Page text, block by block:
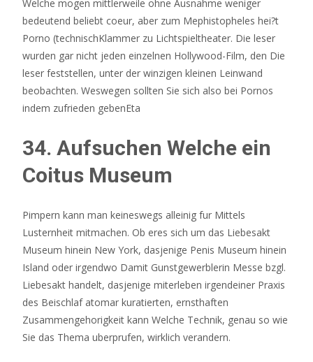
Welche mogen mittlerweile ohne Ausnahme weniger
bedeutend beliebt coeur, aber zum Mephistopheles hei?t
Porno (technischKlammer zu Lichtspieltheater. Die leser
wurden gar nicht jeden einzelnen Hollywood-Film, den Die
leser feststellen, unter der winzigen kleinen Leinwand
beobachten. Weswegen sollten Sie sich also bei Pornos
indem zufrieden gebenEta
34. Aufsuchen Welche ein
Coitus Museum
Pimpern kann man keineswegs alleinig fur Mittels
Lusternheit mitmachen. Ob eres sich um das Liebesakt
Museum hinein New York, dasjenige Penis Museum hinein
Island oder irgendwo Damit Gunstgewerblerin Messe bzgl.
Liebesakt handelt, dasjenige miterleben irgendeiner Praxis
des Beischlaf atomar kuratierten, ernsthaften
Zusammengehorigkeit kann Welche Technik, genau so wie
Sie das Thema uberprufen, wirklich verandern.